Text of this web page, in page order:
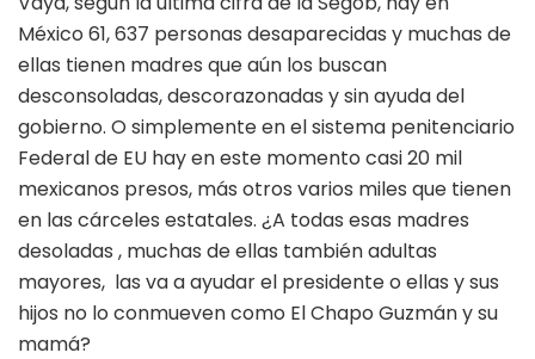
México 61, 637 personas desaparecidas y muchas de
ellas tienen madres que aún los buscan
desconsoladas, descorazonadas y sin ayuda del
gobierno. O simplemente en el sistema penitenciario
Federal de EU hay en este momento casi 20 mil
mexicanos presos, más otros varios miles que tienen
en las cárceles estatales. ¿A todas esas madres
desoladas , muchas de ellas también adultas
mayores, las va a ayudar el presidente o ellas y sus
hijos no lo conmueven como El Chapo Guzmán y su
mamá?